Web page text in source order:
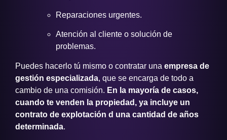
Reparaciones urgentes.
Atención al cliente o solución de
problemas.
Puedes hacerlo tú mismo o contratar una empresa de
gestión especializada, que se encarga de todo a
cambio de una comisión. En la mayoría de casos,
cuando te venden la propiedad, ya incluye un
contrato de explotación d una cantidad de años
determinada.